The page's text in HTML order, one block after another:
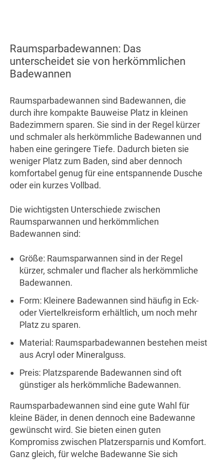
Raumsparbadewannen: Das
unterscheidet sie von herkömmlichen
Badewannen
Raumsparbadewannen sind Badewannen, die
durch ihre kompakte Bauweise Platz in kleinen
Badezimmern sparen. Sie sind in der Regel kürzer
und schmaler als herkömmliche Badewannen und
haben eine geringere Tiefe. Dadurch bieten sie
weniger Platz zum Baden, sind aber dennoch
komfortabel genug für eine entspannende Dusche
oder ein kurzes Vollbad.
Die wichtigsten Unterschiede zwischen
Raumsparwannen und herkömmlichen
Badewannen sind:
Größe: Raumsparwannen sind in der Regel
kürzer, schmaler und flacher als herkömmliche
Badewannen.
Form: Kleinere Badewannen sind häufig in Eck-
oder Viertelkreisform erhältlich, um noch mehr
Platz zu sparen.
Material: Raumsparbadewannen bestehen meist
aus Acryl oder Mineralguss.
Preis: Platzsparende Badewannen sind oft
günstiger als herkömmliche Badewannen.
Raumsparbadewannen sind eine gute Wahl für
kleine Bäder, in denen dennoch eine Badewanne
gewünscht wird. Sie bieten einen guten
Kompromiss zwischen Platzersparnis und Komfort.
Ganz gleich, für welche Badewanne Sie sich